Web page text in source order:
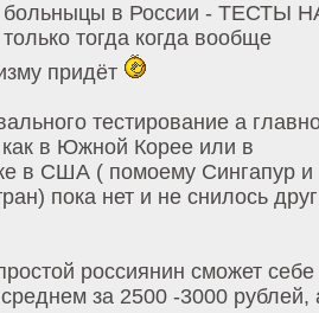
больныцы в России - ТЕСТЫ
тогда когда вообще
придёт
тестирование а
как в Южной Корее или в
в США ( помоему Сингапур и
пока нет и не снилось
россиянин сможет себе
среднем за 2500 -3000 рублей,